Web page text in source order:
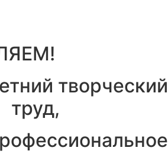
творческий
труд,